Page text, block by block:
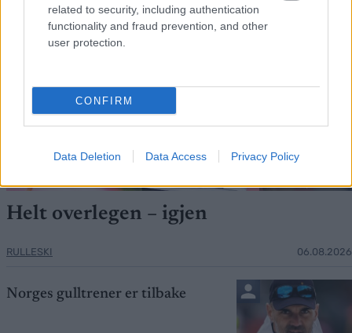
related to security, including authentication
functionality and fraud prevention, and other
user protection.
CONFIRM
Data Deletion Data Access Privacy Policy
Foto: Nordnes/NordicFocus
Helt overlegen – igjen
RULLESKI 06.08.2026
Norges gulltrener er tilbake